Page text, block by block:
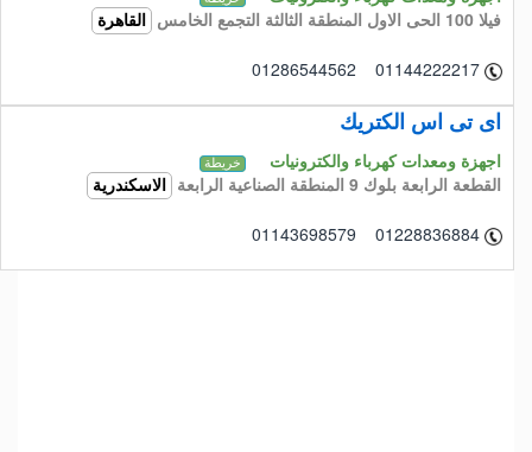
فيلا 100 الحى الاول المنطقة الثالثة التجمع الخامس القاهرة
01286544562 01144222217
اى تى اس الكتريك
اجهزة ومعدات كهرباء والكترونيات خريطة
القطعة الرابعة بلوك 9 المنطقة الصناعية الرابعة الاسكندرية
01143698579 01228836884